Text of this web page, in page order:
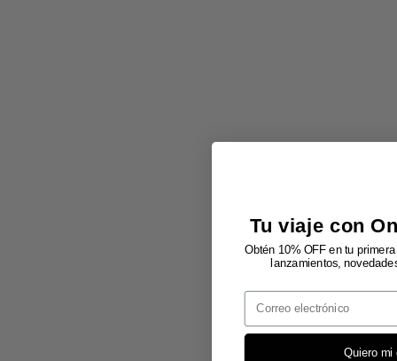
Tu viaje con
Obtén 10% OFF en tu
lanzamientos,
Email
Quiero mi